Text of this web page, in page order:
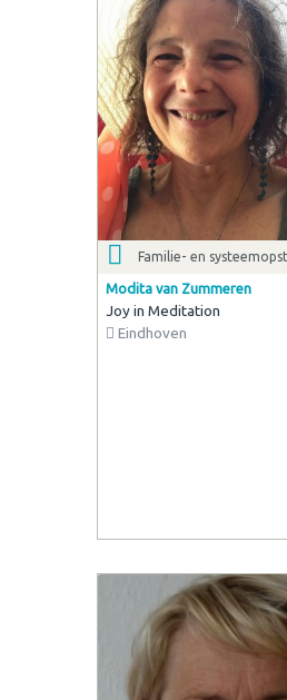
Familie- en
Modita van Zummeren
Joy in Meditation
Eindhoven